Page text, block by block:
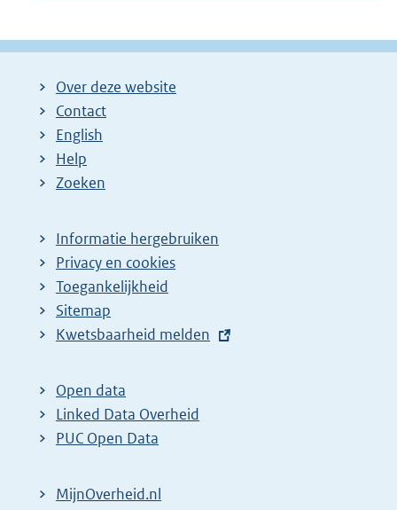
Over deze website
Contact
English
Help
Zoeken
Informatie hergebruiken
Privacy en cookies
Toegankelijkheid
Sitemap
E
t
e
r
l
Kwetsbaarheid melden
Open data
Linked Data Overheid
PUC Open Data
MijnOverheid.nl